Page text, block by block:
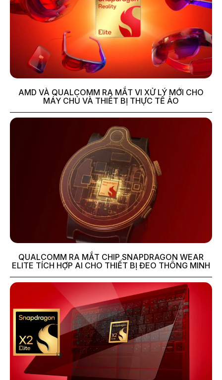
AMD VÀ QUALCOMM RA MẮT VI XỬ LÝ MỚI CHO
MÁY CHỦ VÀ THIẾT BỊ THỰC TẾ ẢO
QUALCOMM RA MẮT CHIP SNAPDRAGON WEAR
ELITE TÍCH HỢP AI CHO THIẾT BỊ ĐEO THÔNG MINH